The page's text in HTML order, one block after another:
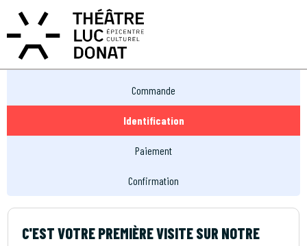
MON COMPTE
Commande
Identification
Paiement
Confirmation
C'EST VOTRE PREMIÈRE VISITE SUR NOTRE